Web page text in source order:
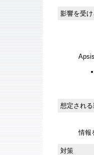
影響を受
想定され
情報
対策